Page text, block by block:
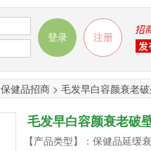
保健品招商 > 毛发早白容颜衰老
毛发早白容颜衰老破
【产品类型】：保健品延缓